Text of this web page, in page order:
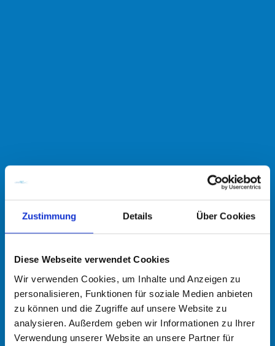
Zustimmung Details Über Cookies
Diese Webseite verwendet Cookies
Wir verwenden Cookies, um Inhalte und Anzeigen zu
personalisieren, Funktionen für soziale Medien anbieten
zu können und die Zugriffe auf unsere Website zu
analysieren. Außerdem geben wir Informationen zu Ihrer
Verwendung unserer Website an unsere Partner für